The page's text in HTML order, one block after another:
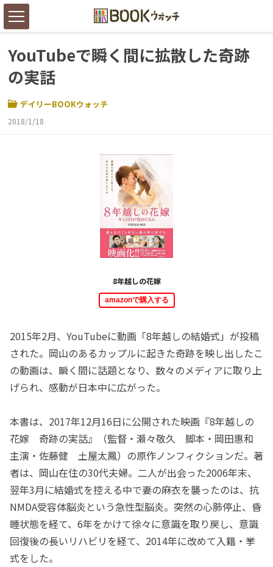
YouTubeで瞬く間に拡散した奇跡
の実話
デイリーBOOKウォッチ
2018/1/18
8年越しの花嫁
amazonで購入する
2015年2月、YouTubeに動画「8年越しの結婚式」が投稿
された。岡山のあるカップルに起きた奇跡を映し出したこ
の動画は、瞬く間に話題となり、数々のメディアに取り上
げられ、感動が日本中に広がった。
本書は、2017年12月16日に公開された映画『8年越しの
花嫁 奇跡の実話』（監督・瀬々敬久 脚本・岡田惠和
主演・佐藤健 土屋太鳳）の原作ノンフィクションだ。著
者は、岡山在住の30代夫婦。二人が出会った2006年末、
翌年3月に結婚式を控える中で妻の麻衣を襲ったのは、抗
NMDA受容体脳炎という急性型脳炎。突然の心肺停止、昏
睡状態を経て、6年をかけて徐々に意識を取り戻し、意識
回復後の長いリハビリを経て、2014年に改めて入籍・挙
式をした。